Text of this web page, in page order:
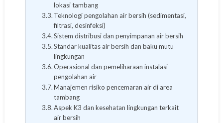
lokasi tambang
Teknologi pengolahan air bersih (sedimentasi,
filtrasi, desinfeksi)
Sistem distribusi dan penyimpanan air bersih
Standar kualitas air bersih dan baku mutu
lingkungan
Operasional dan pemeliharaan instalasi
pengolahan air
Manajemen risiko pencemaran air di area
tambang
Aspek K3 dan kesehatan lingkungan terkait
air bersih